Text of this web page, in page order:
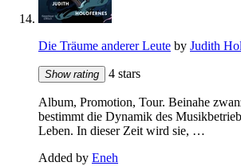
Die Träume anderer Leute by Judith
Show rating 4 stars
Album, Promotion, Tour. Beinahe
bestimmt die Dynamik des
Leben. In dieser Zeit wird sie, …
Added by Eneh